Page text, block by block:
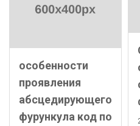
особенности
проявления
абсцедирующего
фурункула код по